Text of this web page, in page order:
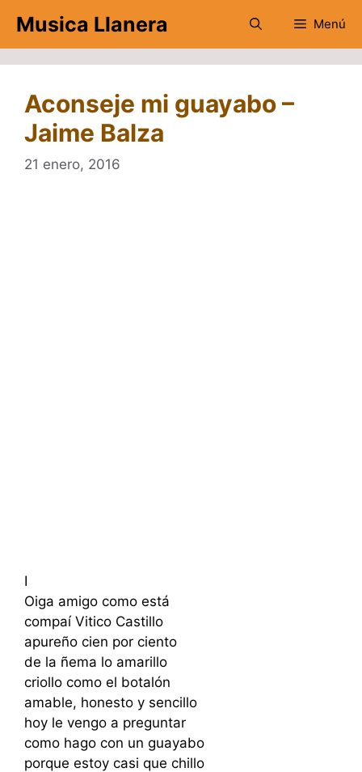
contenido
Musica Llanera Menú
Aconseje mi guayabo –
Jaime Balza
21 enero, 2016
I
Oiga amigo como está
compaí Vitico Castillo
apureño cien por ciento
de la ñema lo amarillo
criollo como el botalón
amable, honesto y sencillo
hoy le vengo a preguntar
como hago con un guayabo
porque estoy casi que chillo